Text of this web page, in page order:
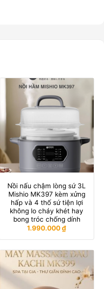
Nồi nấu chậm lòng sứ 3L
Mishio MK397 kèm xửng
hấp và 4 thố sứ tiện lợi
không lo cháy khét hay
bong tróc chống dính
1.990.000₫